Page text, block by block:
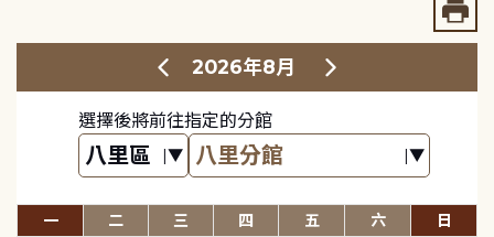
2026年8月
選擇後將前往指定的分館
一 二 三 四 五 六 日